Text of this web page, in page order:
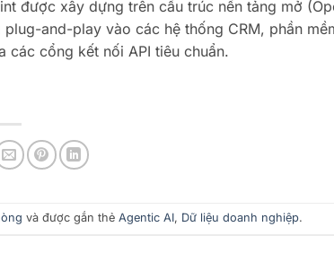
được xây dựng trên cấu trúc nền tảng mở
and-play vào các hệ thống CRM, phần
các cổng kết nối API tiêu chuẩn.
và được gắn thẻ Agentic AI, Dữ liệu doanh nghiệp.